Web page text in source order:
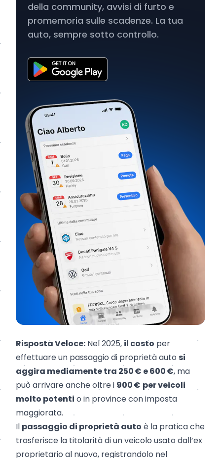
della community, avvisi di furto e
promemoria sulle scadenze. La tua
auto, sempre sotto controllo.
Risposta Veloce: Nel 2025, il costo per
effettuare un passaggio di proprietà auto si
aggira mediamente tra 250 € e 600 €, ma
può arrivare anche oltre i 900 € per veicoli
molto potenti o in province con imposta
maggiorata.
Il passaggio di proprietà auto è la pratica che
trasferisce la titolarità di un veicolo usato dall’ex
proprietario al nuovo, registrandolo nel